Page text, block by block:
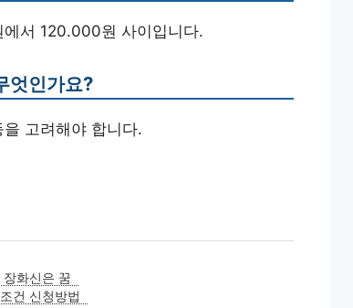
서 120.000원 사이입니다.
엇인가요?
고려해야 합니다.
화신은 꿈
건 신청방법